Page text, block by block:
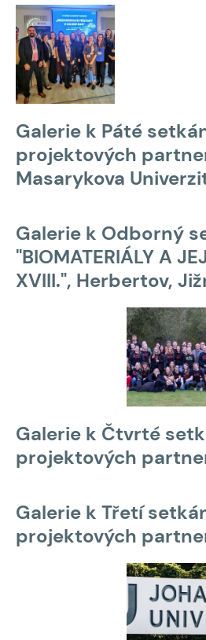
Galerie k Páté
projektových
Masarykova
Galerie k Odborný
"BIOMATERIÁLY A
XVIII.", Herbertov,
Galerie k Čtvrté
projektových
Galerie k Třetí
projektových